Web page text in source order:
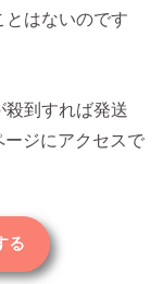
とはないのです
殺到すれば発送
ジにアクセスで
る